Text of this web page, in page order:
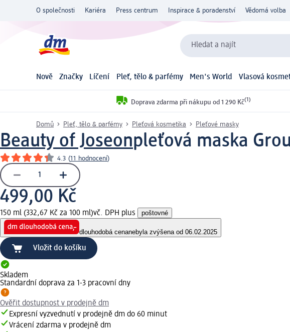
O společnosti Kariéra Press centrum Inspirace & poradenství Vědomá volba
Hledat a najít
Nově Značky Líčení Pleť, tělo & parfémy Men's World Vlasová
Doprava zdarma při nákupu od 1 290 Kč(1)
Domů Pleť, tělo & parfémy Pleťová kosmetika Pleťové masky
Beauty of Joseonpleťová maska
4.3 (11 hodnocení)
499,00 Kč
150 ml (332,67 Kč za 100 ml)vč. DPH plus poštovné
dlouhodobá cenanebyla zvýšena od 06.02.2025
Vložit do košíku
Skladem
Standardní doprava za 1-3 pracovní dny
Ověřit dostupnost v prodejně dm
Expresní vyzvednutí v prodejně dm do 60 minut
Vrácení zdarma v prodejně dm